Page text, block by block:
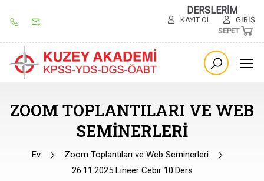
DERSLERİM
KAYIT OL
GIRIŞ
SEPET
ZOOM TOPLANTILARI VE WEB
SEMINERLERI
Ev
Zoom Toplantıları ve Web Seminerleri
26.11.2025 Lineer Cebir 10.Ders